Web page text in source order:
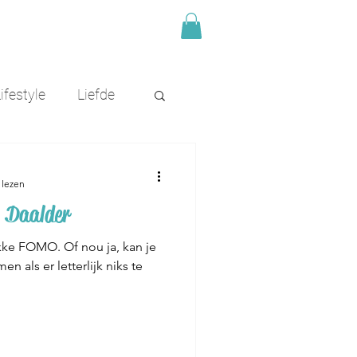
Liefde
FOMO. Of nou ja, kan je
als er letterlijk niks te